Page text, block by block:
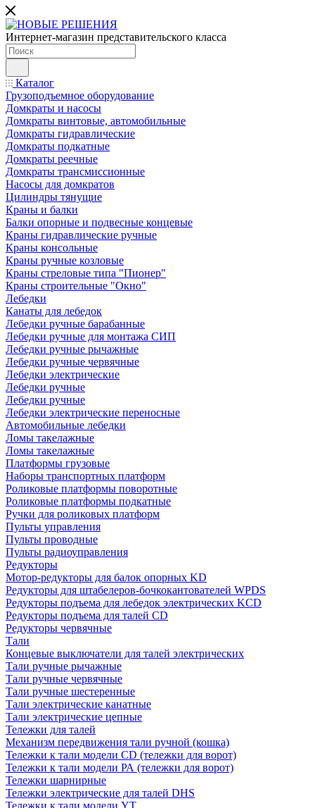
Интернет-магазин представительского класса
Каталог
Грузоподъемное оборудование
Домкраты и насосы
Домкраты винтовые, автомобильные
Домкраты гидравлические
Домкраты подкатные
Домкраты реечные
Домкраты трансмиссионные
Насосы для домкратов
Цилиндры тянущие
Краны и балки
Балки опорные и подвесные концевые
Краны гидравлические ручные
Краны консольные
Краны ручные козловые
Краны стреловые типа "Пионер"
Краны строительные "Окно"
Лебедки
Канаты для лебедок
Лебедки ручные барабанные
Лебедки ручные для монтажа СИП
Лебедки ручные рычажные
Лебедки ручные червячные
Лебедки электрические
Лебедки ручные
Лебедки ручные
Лебедки электрические переносные
Автомобильные лебедки
Ломы такелажные
Ломы такелажные
Платформы грузовые
Наборы транспортных платформ
Роликовые платформы поворотные
Роликовые платформы подкатные
Ручки для роликовых платформ
Пульты управления
Пульты проводные
Пульты радиоуправления
Редукторы
Мотор-редукторы для балок опорных KD
Редукторы для штабелеров-бочкокантователей WPDS
Редукторы подъема для лебедок электрических KCD
Редукторы подъема для талей CD
Редукторы червячные
Тали
Концевые выключатели для талей электрических
Тали ручные рычажные
Тали ручные червячные
Тали ручные шестеренные
Тали электрические канатные
Тали электрические цепные
Тележки для талей
Механизм передвижения тали ручной (кошка)
Тележки к тали модели CD (тележки для ворот)
Тележки к тали модели РА (тележки для ворот)
Тележки шарнирные
Тележки электрические для талей DHS
Тележки к тали модели YT